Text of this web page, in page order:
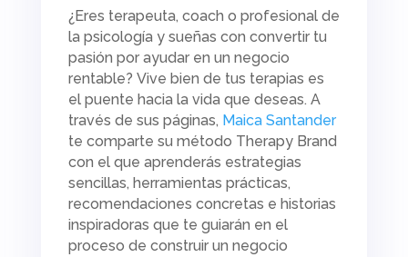
¿Eres terapeuta, coach o profesional de
la psicología y sueñas con convertir tu
pasión por ayudar en un negocio
rentable? Vive bien de tus terapias es
el puente hacia la vida que deseas. A
través de sus páginas, Maica Santander
te comparte su método Therapy Brand
con el que aprenderás estrategias
sencillas, herramientas prácticas,
recomendaciones concretas e historias
inspiradoras que te guiarán en el
proceso de construir un negocio